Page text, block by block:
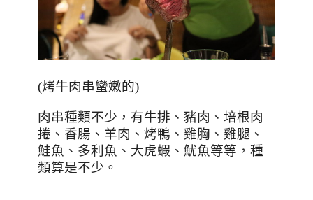
(烤牛肉串蠻嫩的)
肉串種類不少，有牛排、豬肉、培根肉
捲、香腸、羊肉、烤鴨、雞胸、雞腿、
鮭魚、多利魚、大虎蝦、魷魚等等，種
類算是不少。